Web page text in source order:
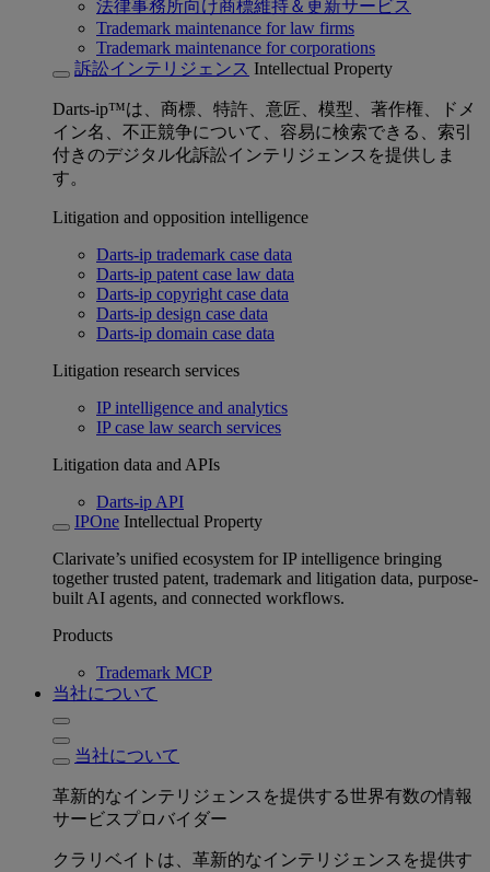
法律事務所向け商標維持＆更新サービス
Trademark maintenance for law firms
Trademark maintenance for corporations
訴訟インテリジェンス Intellectual Property
Darts-ip™は、商標、特許、意匠、模型、著作権、ドメ
イン名、不正競争について、容易に検索できる、索引
付きのデジタル化訴訟インテリジェンスを提供しま
す。
Litigation and opposition intelligence
Darts-ip trademark case data
Darts-ip patent case law data
Darts-ip copyright case data
Darts-ip design case data
Darts-ip domain case data
Litigation research services
IP intelligence and analytics
IP case law search services
Litigation data and APIs
Darts-ip API
IPOne Intellectual Property
Clarivate’s unified ecosystem for IP intelligence bringing
together trusted patent, trademark and litigation data, purpose-
built AI agents, and connected workflows.
Products
Trademark MCP
当社について
当社について
革新的なインテリジェンスを提供する世界有数の情報
サービスプロバイダー
クラリベイトは、革新的なインテリジェンスを提供す